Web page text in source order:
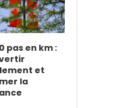
pas en km :
et
la